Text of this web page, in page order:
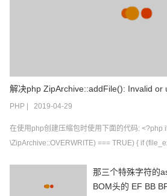
解决php ZipArchive::addFile(): Invalid or
误
PHP 2019-04-29
在使用php创建压缩包时使用下面的代码:
\ZipArchive::OVERWRITE) === TRUE) { if (file_exists($targetPath)) { Zip::add
那三个特殊字符的
BOM头的 EF BB